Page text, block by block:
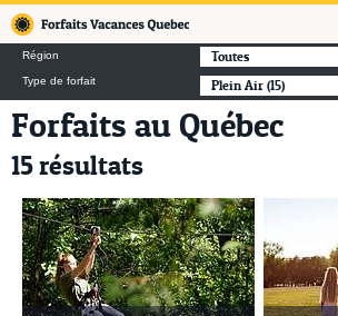
Région Toutes
Type de forfait Plein Air (15)
Forfaits au Québec
15 résultats